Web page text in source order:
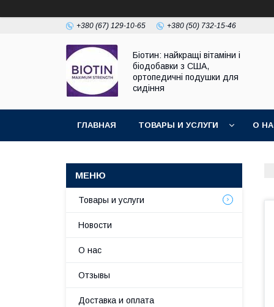
+380 (67) 129-10-65 +380 (50) 732-15-46
Біотин: найкращі вітаміни і
біодобавки з США,
ортопедичні подушки для
сидіння
ГЛАВНАЯ ТОВАРЫ И УСЛУГИ О
Товары и услуги
Новости
О нас
Отзывы
Доставка и оплата